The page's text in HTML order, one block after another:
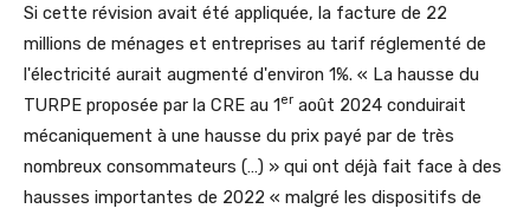
Si cette révision avait été appliquée, la facture de 22
millions de ménages et entreprises au tarif réglementé de
l'électricité aurait augmenté d'environ 1%. « La hausse du
TURPE proposée par la CRE au 1er août 2024 conduirait
mécaniquement à une hausse du prix payé par de très
nombreux consommateurs (…) » qui ont déjà fait face à des
hausses importantes de 2022 « malgré les dispositifs de